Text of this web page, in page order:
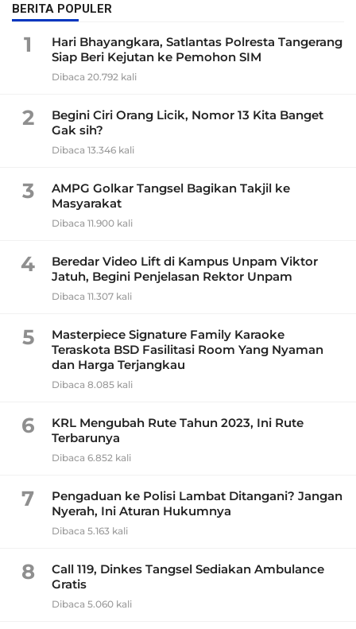
BERITA POPULER
1
Hari Bhayangkara, Satlantas Polresta Tangerang
Siap Beri Kejutan ke Pemohon SIM
Dibaca 20.792 kali
2
Begini Ciri Orang Licik, Nomor 13 Kita Banget
Gak sih?
Dibaca 13.346 kali
3
AMPG Golkar Tangsel Bagikan Takjil ke
Masyarakat
Dibaca 11.900 kali
4
Beredar Video Lift di Kampus Unpam Viktor
Jatuh, Begini Penjelasan Rektor Unpam
Dibaca 11.307 kali
5
Masterpiece Signature Family Karaoke
Teraskota BSD Fasilitasi Room Yang Nyaman
dan Harga Terjangkau
Dibaca 8.085 kali
6
KRL Mengubah Rute Tahun 2023, Ini Rute
Terbarunya
Dibaca 6.852 kali
7
Pengaduan ke Polisi Lambat Ditangani? Jangan
Nyerah, Ini Aturan Hukumnya
Dibaca 5.163 kali
8
Call 119, Dinkes Tangsel Sediakan Ambulance
Gratis
Dibaca 5.060 kali